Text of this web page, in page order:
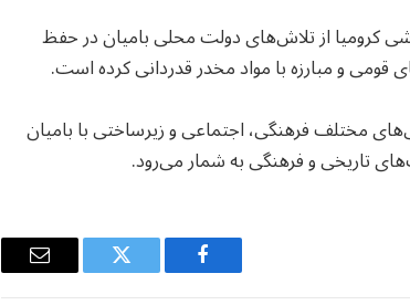
کرومیا از تلاش‌های دولت محلی بامیان در حفظ
قومی و مبارزه با مواد مخدر قدردانی کرده است.
مختلف فرهنگی، اجتماعی و زیرساختی با بامیان
تاریخی و فرهنگی به شمار می‌رود.
Facebook
Twitter
Email